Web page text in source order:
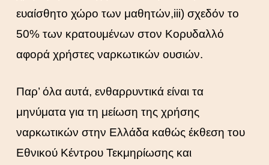
ευαίσθητο χώρο των μαθητών,iii) σχεδόν το
50% των κρατουμένων στον Κορυδαλλό
αφορά χρήστες ναρκωτικών ουσιών.
Παρ’ όλα αυτά, ενθαρρυντικά είναι τα
μηνύματα για τη μείωση της χρήσης
ναρκωτικών στην Ελλάδα καθώς έκθεση του
Εθνικού Κέντρου Τεκμηρίωσης και